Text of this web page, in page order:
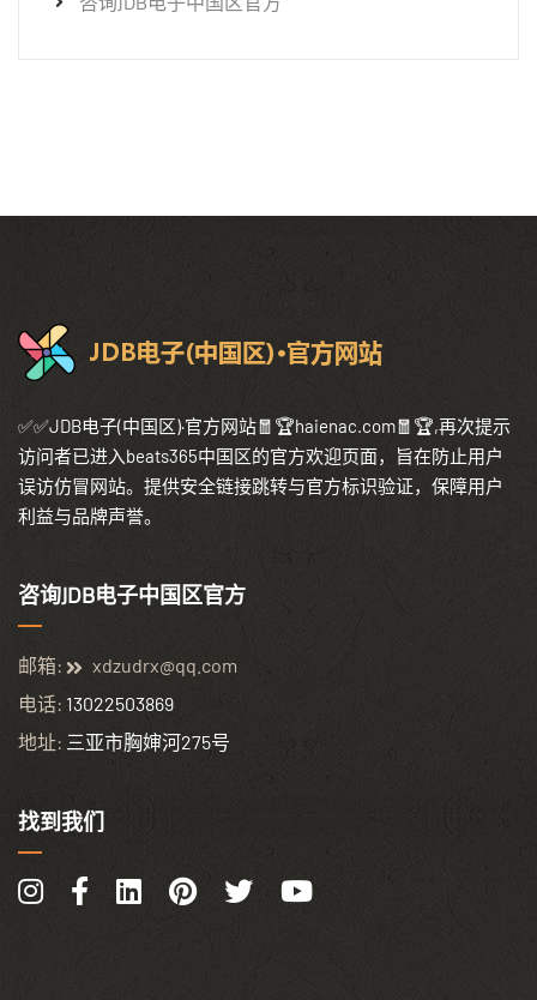
✅✅JDB电子(中国区)·官方网站🧧🏆haienac.com🧧🏆,再次提示
访问者已进入beats365中国区的官方欢迎页面，旨在防止用户
误访仿冒网站。提供安全链接跳转与官方标识验证，保障用户
利益与品牌声誉。
咨询JDB电子中国区官方
邮箱:
xdzudrx@qq.com
电话: 13022503869
地址: 三亚市胸婶河275号
找到我们